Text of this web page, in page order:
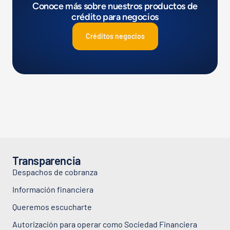
Conoce más sobre nuestros productos de
crédito para negocios
Créditos negocios
Transparencia
Despachos de cobranza
Información financiera
Queremos escucharte
Autorización para operar como Sociedad Financiera